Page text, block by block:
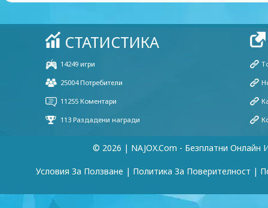
© 2026 | NAJOX.com - Безплатни Онлайн
Условия За Ползване | Политика За Поверителност |